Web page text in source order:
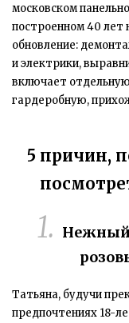
московском
построенном 40 лет
обновление:
и электрики,
включает
гардеробную,
5 причин,
Нежный
Татьяна, будучи
предпочтениях 18-